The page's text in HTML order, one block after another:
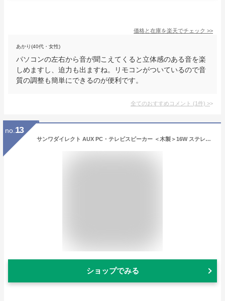
価格と在庫を楽天でチェック >>
あかり(40代・女性)
パソコンの左右から音が聞こえてくると立体感のある音を楽
しめますし、迫力も出ますね。リモコンがついているので音
質の調整も簡単にできるのが便利です。
全てのおすすめコメント (1件) >
no. 13
サンワダイレクト AUX PC・テレビスピーカー ＜木製＞16W ステレオ ブックシェルフ型 400-SP068 ブラック
ショップでみる